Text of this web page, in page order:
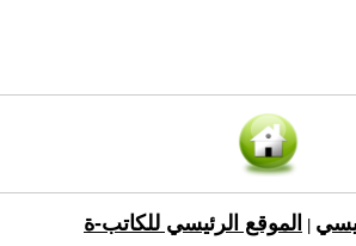
الموقع الرئيسي للكاتب-ة